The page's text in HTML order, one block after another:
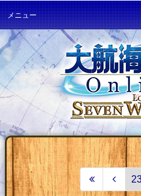
メニュー
ゲーム紹介
プレイガイド
サービス
イベント
開発の部屋
サポート
ファンワールド
ネットカフェ